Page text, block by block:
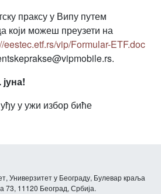
праксу у Випу путем
који можеш преузети на
eestec.etf.rs/vip/Formular-ETF.doc
у ужи избор биће
Универзитет у Београду, Булевар краља
73, 11120 Београд, Србија.